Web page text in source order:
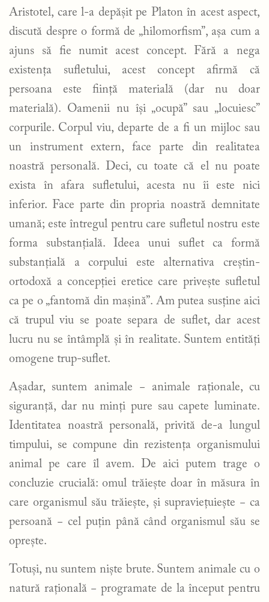
Aristotel, care l-a depășit pe Platon în acest aspect,
discută despre o formă de „hilomorfism”, așa cum a
ajuns să fie numit acest concept. Fără a nega
existența sufletului, acest concept afirmă că
persoana este ființă materială (dar nu doar
materială). Oamenii nu își „ocupă” sau „locuiesc”
corpurile. Corpul viu, departe de a fi un mijloc sau
un instrument extern, face parte din realitatea
noastră personală. Deci, cu toate că el nu poate
exista în afara sufletului, acesta nu îi este nici
inferior. Face parte din propria noastră demnitate
umană; este întregul pentru care sufletul nostru este
forma substanțială. Ideea unui suflet ca formă
substanțială a corpului este alternativa creștin-
ortodoxă a concepției eretice care privește sufletul
ca pe o „fantomă din mașină”. Am putea susține aici
că trupul viu se poate separa de suflet, dar acest
lucru nu se întâmplă și în realitate. Suntem entități
omogene trup-suflet.
Așadar, suntem animale − animale raționale, cu
siguranță, dar nu minți pure sau capete luminate.
Identitatea noastră personală, privită de-a lungul
timpului, se compune din rezistența organismului
animal pe care îl avem. De aici putem trage o
concluzie crucială: omul trăiește doar în măsura în
care organismul său trăiește, și supraviețuiește − ca
persoană − cel puțin până când organismul său se
oprește.
Totuși, nu suntem niște brute. Suntem animale cu o
natură rațională − programate de la început pentru